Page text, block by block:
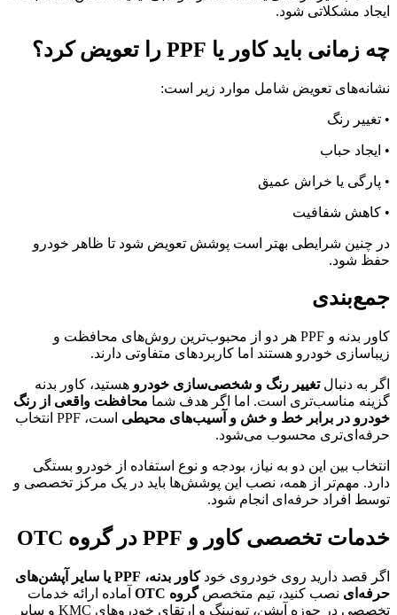
ایجاد مشکلاتی شود.
چه زمانی باید کاور یا PPF را تعویض کرد؟
نشانه‌های تعویض شامل موارد زیر است:
• تغییر رنگ
• ایجاد حباب
• پارگی یا خراش عمیق
• کاهش شفافیت
در چنین شرایطی بهتر است پوشش تعویض شود تا ظاهر خودرو
حفظ شود.
جمع‌بندی
کاور بدنه و PPF هر دو از محبوب‌ترین روش‌های محافظت و
زیباسازی خودرو هستند اما کاربردهای متفاوتی دارند.
اگر به دنبالتغییر رنگ و شخصی‌سازی خودرو هستید، کاور بدنه
گزینه مناسب‌تری است. اما اگر هدف شما محافظت واقعی از رنگ
خودرو در برابر خط و خش و آسیب‌های محیطی
است، PPF انتخاب
حرفه‌ای‌تری محسوب می‌شود.
انتخاب بین این دو به نیاز، بودجه و نوع استفاده از خودرو بستگی
دارد. مهم‌تر از همه، نصب این پوشش‌ها باید در یک مرکز تخصصی و
توسط افراد حرفه‌ای انجام شود.
خدمات تخصصی کاور و PPF در گروه OTC
اگر قصد دارید روی خودروی خود
کاور بدنه، PPF یا سایر آپشن‌های
حرفه‌ای نصب کنید، تیم متخصصگروه OTC
آماده ارائه خدمات
تخصصی در حوزه آپشن، تیونینگ و ارتقای خودروهای KMC و سایر